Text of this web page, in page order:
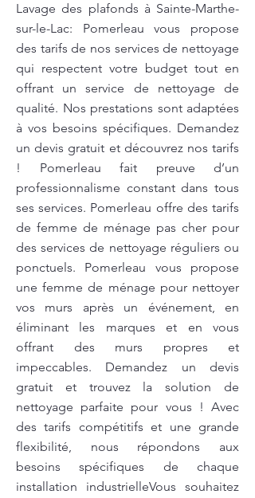
Lavage des plafonds à Sainte-Marthe-
sur-le-Lac: Pomerleau vous propose
des tarifs de nos services de nettoyage
qui respectent votre budget tout en
offrant un service de nettoyage de
qualité. Nos prestations sont adaptées
à vos besoins spécifiques. Demandez
un devis gratuit et découvrez nos tarifs
! Pomerleau fait preuve d’un
professionnalisme constant dans tous
ses services. Pomerleau offre des tarifs
de femme de ménage pas cher pour
des services de nettoyage réguliers ou
ponctuels. Pomerleau vous propose
une femme de ménage pour nettoyer
vos murs après un événement, en
éliminant les marques et en vous
offrant des murs propres et
impeccables. Demandez un devis
gratuit et trouvez la solution de
nettoyage parfaite pour vous ! Avec
des tarifs compétitifs et une grande
flexibilité, nous répondons aux
besoins spécifiques de chaque
installation industrielleVous souhaitez